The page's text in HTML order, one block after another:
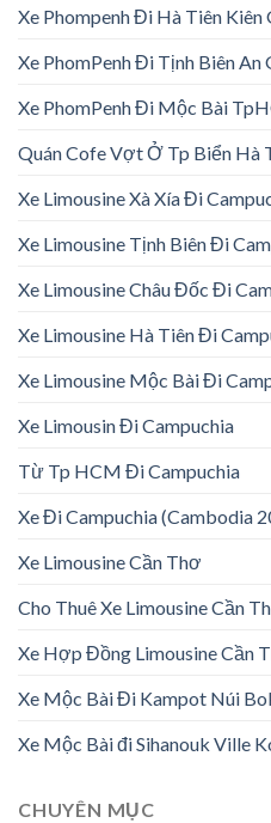
Xe Phompenh Đi Hà Tiên Kiên
Xe PhomPenh Đi Tịnh Biên An
Xe PhomPenh Đi Mộc Bài
Quán Cofe Vợt Ở Tp Biển Hà
Xe Limousine Xà Xía Đi
Xe Limousine Tịnh Biên Đi
Xe Limousine Châu Đốc Đi
Xe Limousine Hà Tiên Đi
Xe Limousine Mộc Bài Đi
Xe Limousin Đi Campuchia
Từ Tp HCM Đi Campuchia
Xe Đi Campuchia (Cambodia
Xe Limousine Cần Thơ
Cho Thuê Xe Limousine Cần
Xe Hợp Đồng Limousine Cần
Xe Mộc Bài Đi Kampot Núi
Xe Mộc Bài đi Sihanouk Ville
CHUYÊN MỤC